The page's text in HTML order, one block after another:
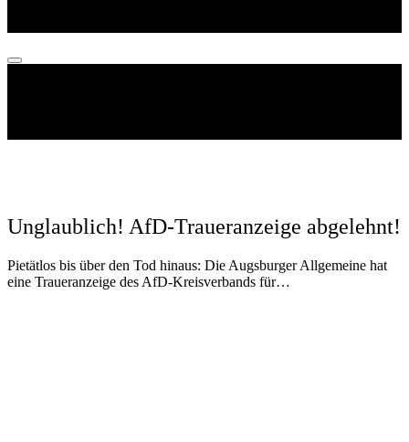
Unglaublich! AfD-Traueranzeige abgelehnt!
Pietätlos bis über den Tod hinaus: Die Augsburger Allgemeine hat
eine Traueranzeige des AfD-Kreisverbands für…